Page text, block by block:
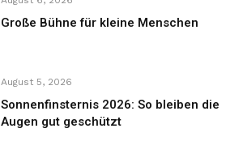
Große Bühne für kleine Menschen
August 5, 2026
Sonnenfinsternis 2026: So bleiben die
Augen gut geschützt